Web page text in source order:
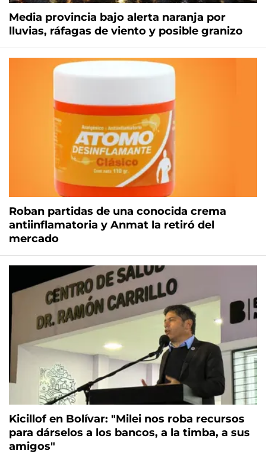
Media provincia bajo alerta naranja por
lluvias, ráfagas de viento y posible granizo
Roban partidas de una conocida crema
antiinflamatoria y Anmat la retiró del
mercado
Kicillof en Bolívar: "Milei nos roba recursos
para dárselos a los bancos, a la timba, a sus
amigos"